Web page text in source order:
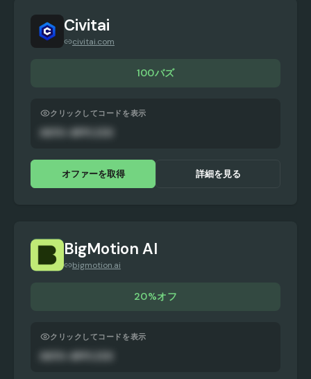
Civitai
civitai.com
100バズ
クリックしてコードを表示
オファーを取得 詳細を見る
BigMotion AI
bigmotion.ai
20%オフ
クリックしてコードを表示